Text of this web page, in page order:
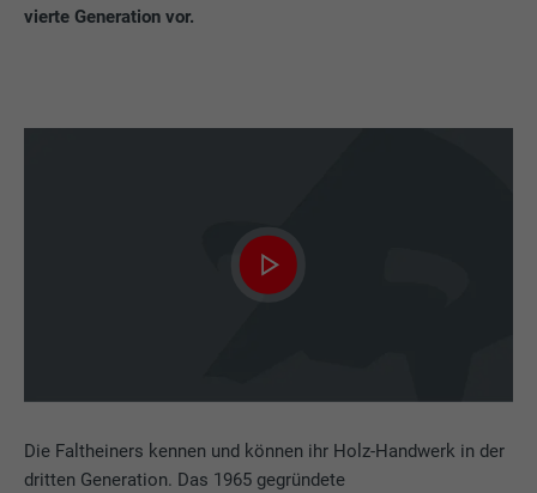
vierte Generation vor.
Die Faltheiners kennen und können ihr Holz-Handwerk in der
dritten Generation. Das 1965 gegründete